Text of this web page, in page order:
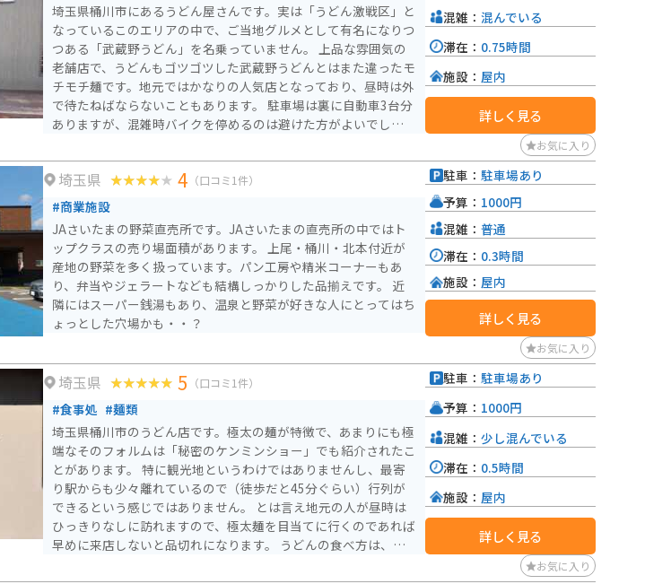
埼玉県桶川市にあるうどん屋さんです。実は「うどん激戦区」と
なっているこのエリアの中で、ご当地グルメとして有名になりつ
つある「武蔵野うどん」を名乗っていません。 上品な雰囲気の
老舗店で、うどんもゴツゴツした武蔵野うどんとはまた違ったモ
チモチ麺です。地元ではかなりの人気店となっており、昼時は外
で待たねばならないこともあります。 駐車場は裏に自動車3台分
ありますが、混雑時バイクを停めるのは避けた方がよいでしょ
混雑： 混んでいる
滞在： 0.75時間
施設： 屋内
詳しく見る
お気に入り
埼玉県 4 （口コミ1件）
#商業施設
JAさいたまの野菜直売所です。JAさいたまの直売所の中ではト
ップクラスの売り場面積があります。 上尾・桶川・北本付近が
産地の野菜を多く扱っています。パン工房や精米コーナーもあ
り、弁当やジェラートなども結構しっかりした品揃えです。 近
隣にはスーパー銭湯もあり、温泉と野菜が好きな人にとってはち
ょっとした穴場かも・・？
駐車： 駐車場あり
予算： 1000円
混雑： 普通
滞在： 0.3時間
施設： 屋内
詳しく見る
お気に入り
埼玉県 5 （口コミ1件）
#食事処 #麺類
埼玉県桶川市のうどん店です。極太の麺が特徴で、あまりにも極
端なそのフォルムは「秘密のケンミンショー」でも紹介されたこ
とがあります。 特に観光地というわけではありませんし、最寄
り駅からも少々離れているので（徒歩だと45分ぐらい）行列が
できるという感じではありません。 とは言え地元の人が昼時は
ひっきりなしに訪れますので、極太麺を目当てに行くのであれば
早めに来店しないと品切れになります。 うどんの食べ方は、基
駐車： 駐車場あり
予算： 1000円
混雑： 少し混んでいる
滞在： 0.5時間
施設： 屋内
詳しく見る
お気に入り